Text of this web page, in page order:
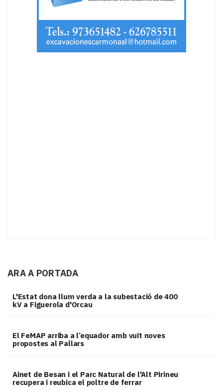
ARA A PORTADA
L'Estat dona llum verda a la subestació de 400
kV a Figuerola d'Orcau
El FeMAP arriba a l’equador amb vuit noves
propostes al Pallars
Ainet de Besan i el Parc Natural de l'Alt Pirineu
recupera i reubica el poltre de ferrar